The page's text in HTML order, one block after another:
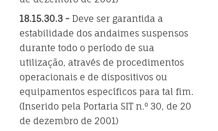
18.15.30.3 - Deve ser garantida a
estabilidade dos andaimes suspensos
durante todo o período de sua
utilização, através de procedimentos
operacionais e de dispositivos ou
equipamentos específicos para tal fim.
(Inserido pela Portaria SIT n.º 30, de 20
de dezembro de 2001)